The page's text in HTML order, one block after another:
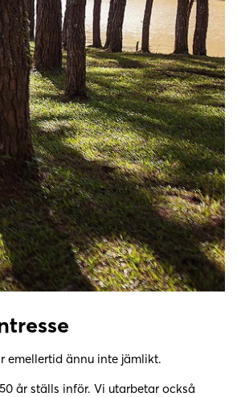
emellertid ännu inte jämlikt.
år ställs inför. Vi utarbetar också